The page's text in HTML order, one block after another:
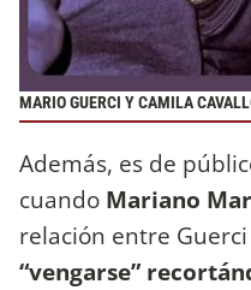
MARIO GUERCI Y CAMILA
Además, es de
cuando Mariano
relación entre Guerci
“vengarse”